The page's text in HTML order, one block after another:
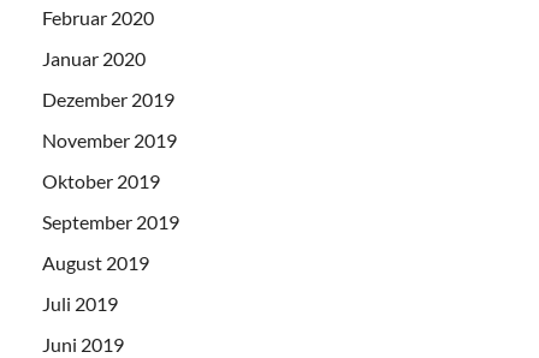
Februar 2020
Januar 2020
Dezember 2019
November 2019
Oktober 2019
September 2019
August 2019
Juli 2019
Juni 2019